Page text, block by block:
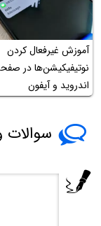
آموزش غیرفعال کردن
نوتیفیکیشن‌ها در
اندروید و آیفون
سوالات